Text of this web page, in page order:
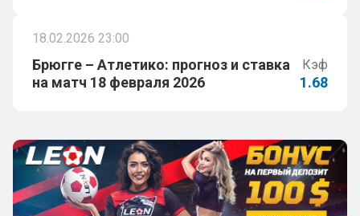
18.02.2026 23:00
Брюгге – Атлетико: прогноз и ставка
на матч 18 февраля 2026
Кэф
1.68